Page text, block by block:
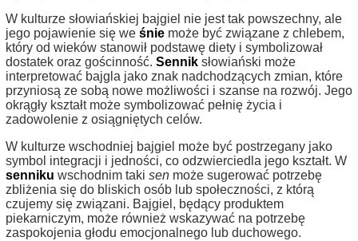
W kulturze słowiańskiej bajgiel nie jest tak powszechny, ale
jego pojawienie się we śnie może być związane z chlebem,
który od wieków stanowił podstawę diety i symbolizował
dostatek oraz gościnność. Sennik słowiański może
interpretować bajgla jako znak nadchodzących zmian, które
przyniosą ze sobą nowe możliwości i szanse na rozwój. Jego
okrągły kształt może symbolizować pełnię życia i
zadowolenie z osiągniętych celów.
W kulturze wschodniej bajgiel może być postrzegany jako
symbol integracji i jedności, co odzwierciedla jego kształt. W
senniku wschodnim taki sen może sugerować potrzebę
zbliżenia się do bliskich osób lub społeczności, z którą
czujemy się związani. Bajgiel, będący produktem
piekarniczym, może również wskazywać na potrzebę
zaspokojenia głodu emocjonalnego lub duchowego.